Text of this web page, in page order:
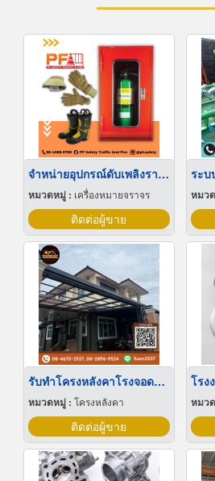
จำหน่ายอุปกรณ์ดับเพลิงราคาถูก
หมวดหมู่ : เครื่องหมายจราจร
ติดต่อผู้ขาย
หมว
รับทำโครงหลังคาโรงจอดรถ นนทบุรี
หมวดหมู่ : โครงหลังคา
ติดต่อผู้ขาย
โรง
หมว